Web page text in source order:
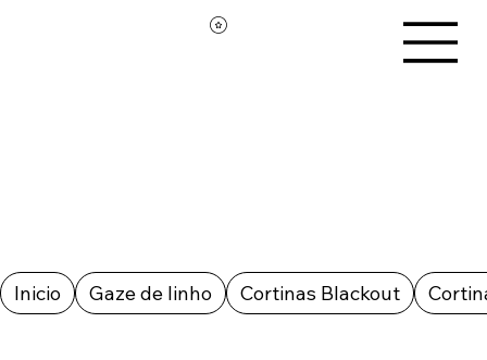
Inicio Gaze de linho Cortinas Blackout